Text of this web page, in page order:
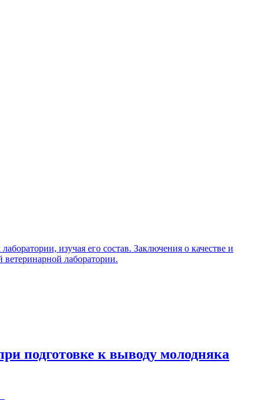
изучая его состав. Заключения о качестве и
ветеринарной лаборатории.
подготовке к выводу молодняка